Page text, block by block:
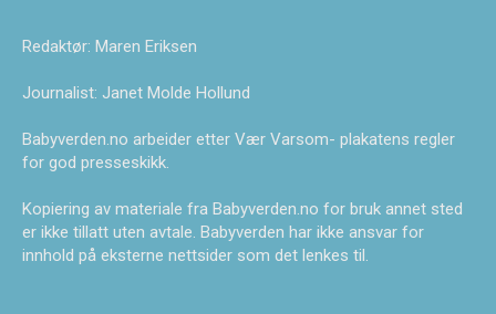
Redaktør: Maren Eriksen
Journalist: Janet Molde Hollund
Babyverden.no arbeider etter Vær Varsom- plakatens regler
for god presseskikk.
Kopiering av materiale fra Babyverden.no for bruk annet sted
er ikke tillatt uten avtale. Babyverden har ikke ansvar for
innhold på eksterne nettsider som det lenkes til.